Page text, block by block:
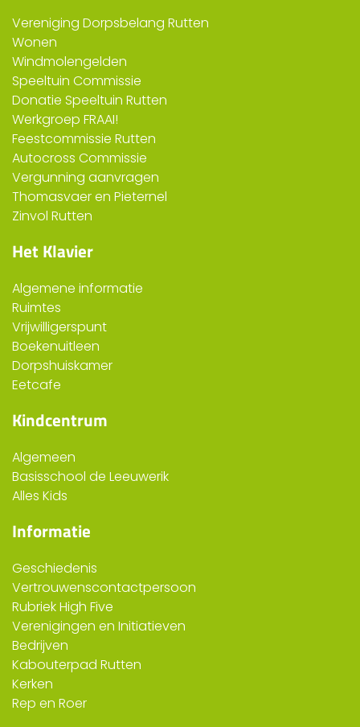
Vereniging Dorpsbelang Rutten
Wonen
Windmolengelden
Speeltuin Commissie
Donatie Speeltuin Rutten
Werkgroep FRAAI!
Feestcommissie Rutten
Autocross Commissie
Vergunning aanvragen
Thomasvaer en Pieternel
Zinvol Rutten
Het Klavier
Algemene informatie
Ruimtes
Vrijwilligerspunt
Boekenuitleen
Dorpshuiskamer
Eetcafe
Kindcentrum
Algemeen
Basisschool de Leeuwerik
Alles Kids
Informatie
Geschiedenis
Vertrouwenscontactpersoon
Rubriek High Five
Verenigingen en Initiatieven
Bedrijven
Kabouterpad Rutten
Kerken
Rep en Roer